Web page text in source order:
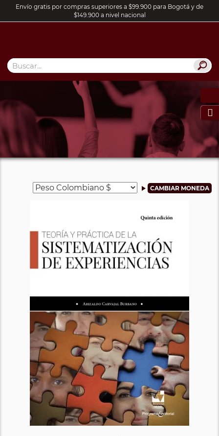
Envío gratis por compras superiores a $99.900 para Bogotá y de
$149.900 a nivel nacional
